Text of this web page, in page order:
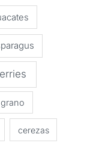
cerezas